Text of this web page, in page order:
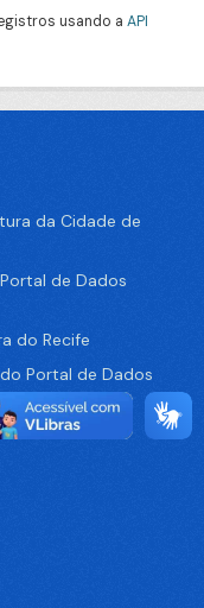
usando a API
da Cidade de
de Dados
do Recife
Portal de Dados